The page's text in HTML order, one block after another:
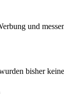
und
bisher